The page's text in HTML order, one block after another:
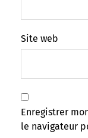
Site web
Enregistrer
le navigateur